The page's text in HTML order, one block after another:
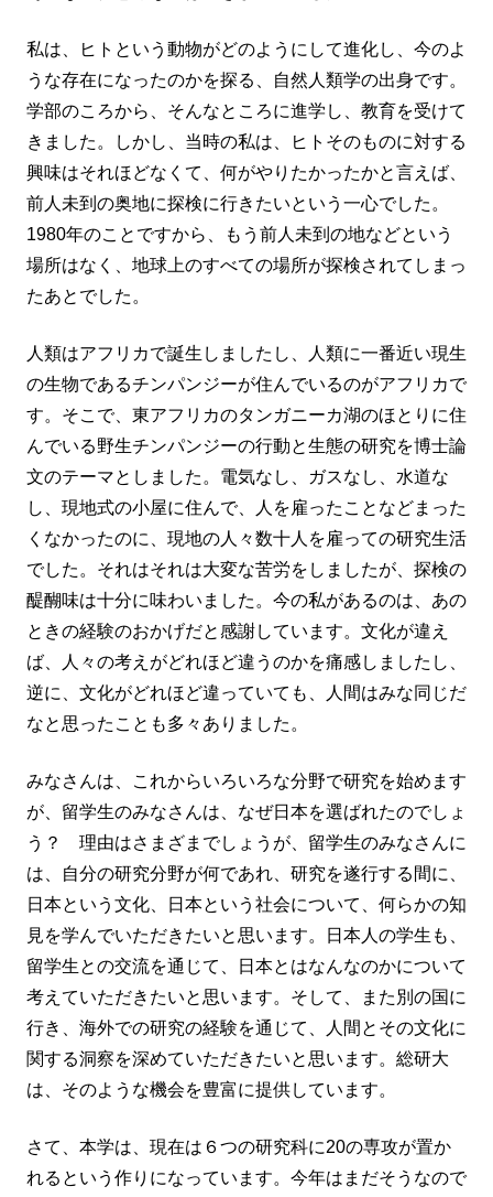
私は、ヒトという動物がどのようにして進化し、今のよ
うな存在になったのかを探る、自然人類学の出身です。
学部のころから、そんなところに進学し、教育を受けて
きました。しかし、当時の私は、ヒトそのものに対する
興味はそれほどなくて、何がやりたかったかと言えば、
前人未到の奥地に探検に行きたいという一心でした。
1980年のことですから、もう前人未到の地などという
場所はなく、地球上のすべての場所が探検されてしまっ
たあとでした。
人類はアフリカで誕生しましたし、人類に一番近い現生
の生物であるチンパンジーが住んでいるのがアフリカで
す。そこで、東アフリカのタンガニーカ湖のほとりに住
んでいる野生チンパンジーの行動と生態の研究を博士論
文のテーマとしました。電気なし、ガスなし、水道な
し、現地式の小屋に住んで、人を雇ったことなどまった
くなかったのに、現地の人々数十人を雇っての研究生活
でした。それはそれは大変な苦労をしましたが、探検の
醍醐味は十分に味わいました。今の私があるのは、あの
ときの経験のおかげだと感謝しています。文化が違え
ば、人々の考えがどれほど違うのかを痛感しましたし、
逆に、文化がどれほど違っていても、人間はみな同じだ
なと思ったことも多々ありました。
みなさんは、これからいろいろな分野で研究を始めます
が、留学生のみなさんは、なぜ日本を選ばれたのでしょ
う？ 理由はさまざまでしょうが、留学生のみなさんに
は、自分の研究分野が何であれ、研究を遂行する間に、
日本という文化、日本という社会について、何らかの知
見を学んでいただきたいと思います。日本人の学生も、
留学生との交流を通じて、日本とはなんなのかについて
考えていただきたいと思います。そして、また別の国に
行き、海外での研究の経験を通じて、人間とその文化に
関する洞察を深めていただきたいと思います。総研大
は、そのような機会を豊富に提供しています。
さて、本学は、現在は６つの研究科に20の専攻が置か
れるという作りになっています。今年はまだそうなので